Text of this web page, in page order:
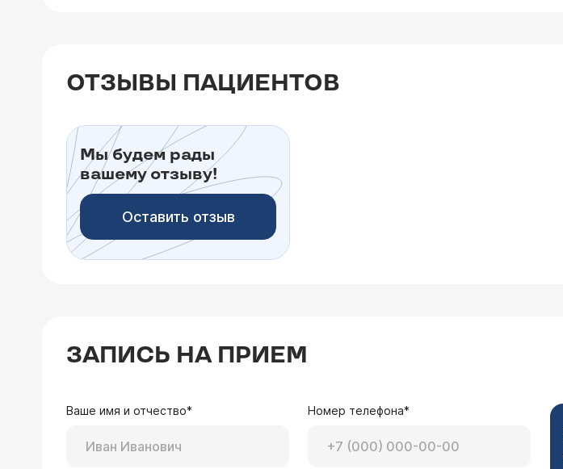
ОТЗЫВЫ ПАЦИЕНТОВ
Мы будем рады
вашему отзыву!
Оставить отзыв
ЗАПИСЬ НА ПРИЕМ
Ваше имя и отчество* Номер телефона*